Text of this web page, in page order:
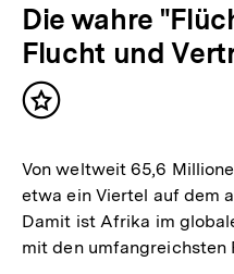
Die wahre
Flucht und
Inhalt
Von weltweit 65,6
etwa ein Viertel auf dem
Damit ist Afrika im
mit den